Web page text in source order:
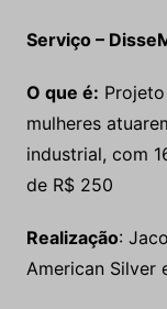
Serviço –
O que é:
mulheres
industrial, com
de R$ 250
Realização:
American Silver